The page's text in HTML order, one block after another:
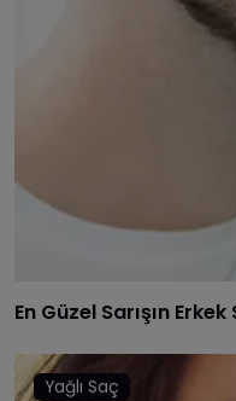
En Güzel Sarışın
Yağlı Saç